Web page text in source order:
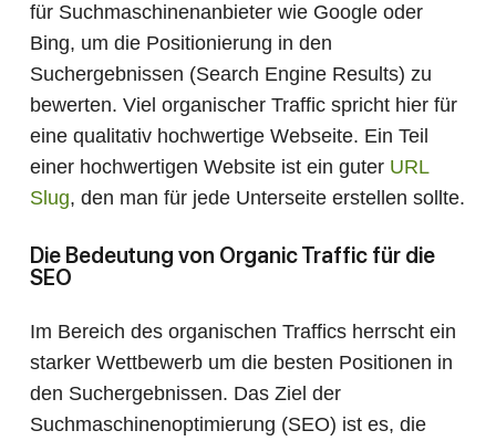
für Suchmaschinenanbieter wie Google oder
Bing, um die Positionierung in den
Suchergebnissen (Search Engine Results) zu
bewerten. Viel organischer Traffic spricht hier für
eine qualitativ hochwertige Webseite. Ein Teil
einer hochwertigen Website ist ein guter URL
Slug, den man für jede Unterseite erstellen sollte.
Die Bedeutung von Organic Traffic für die
SEO
Im Bereich des organischen Traffics herrscht ein
starker Wettbewerb um die besten Positionen in
den Suchergebnissen. Das Ziel der
Suchmaschinenoptimierung (SEO) ist es, die